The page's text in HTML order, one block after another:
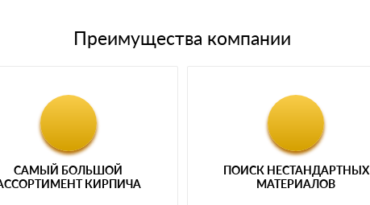
Преимущества компании
САМЫЙ БОЛЬШОЙ
КИРПИЧА
ПОИСК НЕСТАНДАРТНЫХ
МАТЕРИАЛОВ